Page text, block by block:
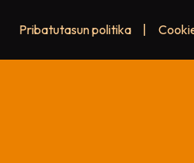
Pribatutasun politika